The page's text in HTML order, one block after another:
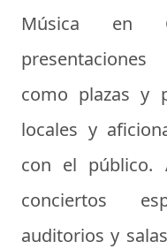
Música en
como plazas y
locales y
con el público.
conciertos
auditorios y